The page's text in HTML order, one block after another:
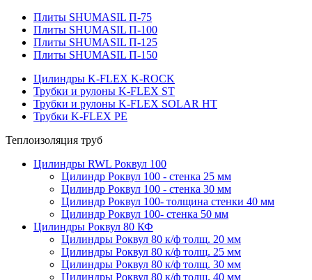
Плиты SHUMASIL П-75
Плиты SHUMASIL П-100
Плиты SHUMASIL П-125
Плиты SHUMASIL П-150
Цилиндры K-FLEX K-ROCK
Трубки и рулоны K-FLEX ST
Трубки и рулоны K-FLEX SOLAR HT
Трубки K-FLEX PE
Теплоизоляция труб
Цилиндры RWL Роквул 100
Цилиндр Роквул 100 - стенка 25 мм
Цилиндр Роквул 100 - стенка 30 мм
Цилиндр Роквул 100- толщина стенки 40 мм
Цилиндр Роквул 100- стенка 50 мм
Цилиндры Роквул 80 КФ
Цилиндры Роквул 80 к/ф толщ. 20 мм
Цилиндры Роквул 80 к/ф толщ. 25 мм
Цилиндры Роквул 80 к/ф толщ. 30 мм
Цилиндры Роквул 80 к/ф толщ. 40 мм